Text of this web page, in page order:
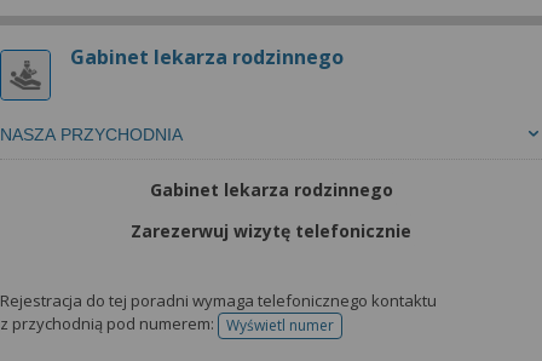
Gabinet lekarza rodzinnego
NASZA PRZYCHODNIA
Gabinet lekarza rodzinnego
Zarezerwuj wizytę telefonicznie
Rejestracja do tej poradni wymaga telefonicznego kontaktu
z przychodnią pod numerem:
Wyświetl numertelefonu do rejestracji